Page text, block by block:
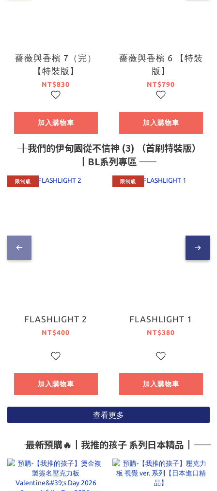
薔薇與香檳 7（完）
【特裝版】
NT$830
加入購物車
薔薇與香檳 6 【特裝
版】
NT$790
加入購物車
―― ┃我們的伊甸園從不信神 (3) （首刷特裝版）
┃BL系列專區 ――
限制級
FLASHLIGHT 2
NT$400
加入購物車
限制級
FLASHLIGHT 1
NT$380
加入購物車
查看更多
―― 最新預購🔥┃我推的孩子 系列日本精品┃――